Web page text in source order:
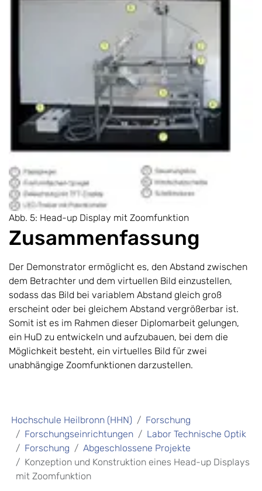
Abb. 5: Head-up Display mit Zoomfunktion
Zusammenfassung
Der Demonstrator ermöglicht es, den Abstand zwischen
dem Betrachter und dem virtuellen Bild einzustellen,
sodass das Bild bei variablem Abstand gleich groß
erscheint oder bei gleichem Abstand vergrößerbar ist.
Somit ist es im Rahmen dieser Diplomarbeit gelungen,
ein HuD zu entwickeln und aufzubauen, bei dem die
Möglichkeit besteht, ein virtuelles Bild für zwei
unabhängige Zoomfunktionen darzustellen.
Hochschule Heilbronn (HHN)
Forschung
Forschungseinrichtungen
Labor Technische Optik
Forschung
Abgeschlossene Projekte
Konzeption und Konstruktion eines Head-up Displays
mit Zoomfunktion